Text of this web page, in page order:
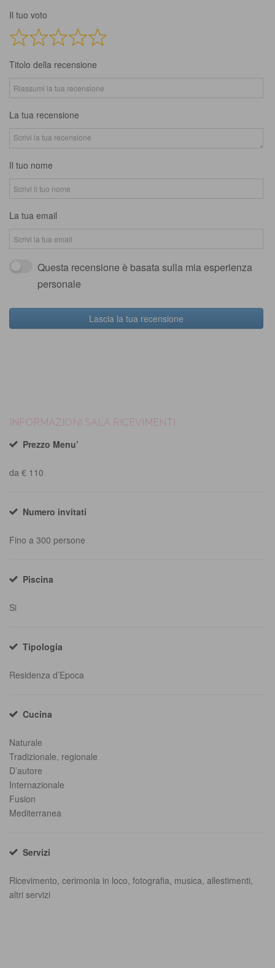
Il tuo voto
Titolo della recensione
La tua recensione
Il tuo nome
La tua email
Questa recensione è basata sulla mia esperienza
personale
Lascia la tua recensione
INFORMAZIONI SALA RICEVIMENTI
Prezzo Menu’
da € 110
Numero invitati
Fino a 300 persone
Piscina
Si
Tipologia
Residenza d’Epoca
Cucina
Naturale
Tradizionale, regionale
D’autore
Internazionale
Fusion
Mediterranea
Servizi
Ricevimento, cerimonia in loco, fotografia, musica, allestimenti,
altri servizi